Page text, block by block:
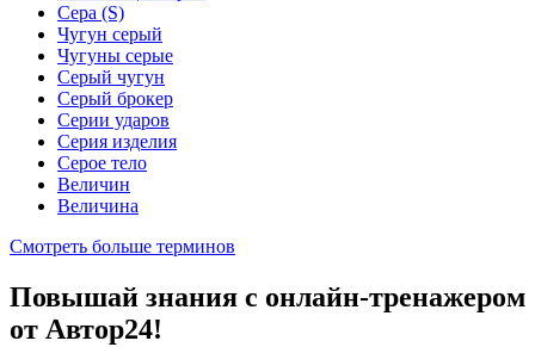
Сера (S)
Чугун серый
Чугуны серые
Серый чугун
Серый брокер
Серии ударов
Серия изделия
Серое тело
Величин
Величина
Смотреть больше терминов
Повышай знания с онлайн-тренажером
от Автор24!